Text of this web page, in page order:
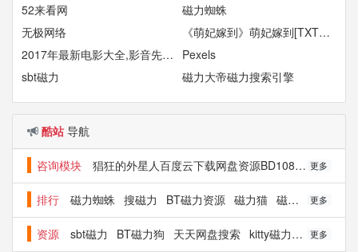
52来看网
磁力蜘蛛
无极网络
《萌妃嫁到》萌妃嫁到[TXT小说下载]
2017年最新电影大全,影音先锋电影,吉吉影音电影,西瓜影视,非凡影院,影音先锋电影网
Pexels
sbt磁力
磁力大帝磁力搜索引擎
酷站 导航
咨询模块 猖狂的外星人百度云下载网盘资源BD1080P超清完整版BT下载迅雷链 更多
排行 磁力蜘蛛 搜磁力 BT磁力资源 磁力猫 磁力天堂 更多
资源 sbt磁力 BT磁力狗 天天网盘搜索 kitty磁力兔子 无限
更多